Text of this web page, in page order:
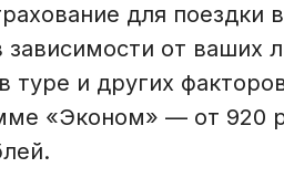
для поездки
зависимости от ваших
туре и других
«Эконом» — от 920